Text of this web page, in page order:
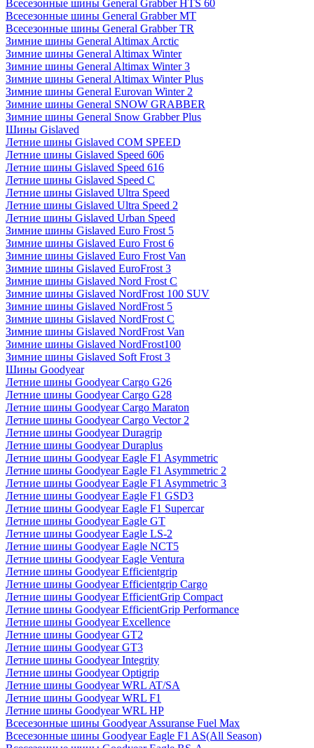
Всесезонные шины General Grabber HTS 60
Всесезонные шины General Grabber MT
Всесезонные шины General Grabber TR
Зимние шины General Altimax Arctic
Зимние шины General Altimax Winter
Зимние шины General Altimax Winter 3
Зимние шины General Altimax Winter Plus
Зимние шины General Eurovan Winter 2
Зимние шины General SNOW GRABBER
Зимние шины General Snow Grabber Plus
Шины Gislaved
Летние шины Gislaved COM SPEED
Летние шины Gislaved Speed 606
Летние шины Gislaved Speed 616
Летние шины Gislaved Speed C
Летние шины Gislaved Ultra Speed
Летние шины Gislaved Ultra Speed 2
Летние шины Gislaved Urban Speed
Зимние шины Gislaved Euro Frost 5
Зимние шины Gislaved Euro Frost 6
Зимние шины Gislaved Euro Frost Van
Зимние шины Gislaved EuroFrost 3
Зимние шины Gislaved Nord Frost C
Зимние шины Gislaved NordFrost 100 SUV
Зимние шины Gislaved NordFrost 5
Зимние шины Gislaved NordFrost C
Зимние шины Gislaved NordFrost Van
Зимние шины Gislaved NordFrost100
Зимние шины Gislaved Soft Frost 3
Шины Goodyear
Летние шины Goodyear Cargo G26
Летние шины Goodyear Cargo G28
Летние шины Goodyear Cargo Maraton
Летние шины Goodyear Cargo Vector 2
Летние шины Goodyear Duragrip
Летние шины Goodyear Duraplus
Летние шины Goodyear Eagle F1 Asymmetric
Летние шины Goodyear Eagle F1 Asymmetric 2
Летние шины Goodyear Eagle F1 Asymmetric 3
Летние шины Goodyear Eagle F1 GSD3
Летние шины Goodyear Eagle F1 Supercar
Летние шины Goodyear Eagle GT
Летние шины Goodyear Eagle LS-2
Летние шины Goodyear Eagle NCT5
Летние шины Goodyear Eagle Ventura
Летние шины Goodyear Efficientgrip
Летние шины Goodyear Efficientgrip Cargo
Летние шины Goodyear EfficientGrip Compact
Летние шины Goodyear EfficientGrip Performance
Летние шины Goodyear Excellence
Летние шины Goodyear GT2
Летние шины Goodyear GT3
Летние шины Goodyear Integrity
Летние шины Goodyear Optigrip
Летние шины Goodyear WRL AT/SA
Летние шины Goodyear WRL F1
Летние шины Goodyear WRL HP
Всесезонные шины Goodyear Assuranse Fuel Max
Всесезонные шины Goodyear Eagle F1 AS(All Season)